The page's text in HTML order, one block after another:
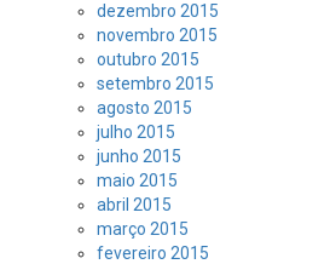
dezembro 2015
novembro 2015
outubro 2015
setembro 2015
agosto 2015
julho 2015
junho 2015
maio 2015
abril 2015
março 2015
fevereiro 2015